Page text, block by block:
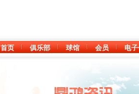
首页 俱乐部 球馆 会员 电